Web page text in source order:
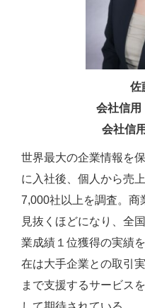
佐
会社信用
会社信
世界最大の企業情報を
に入社後、個人から売
7,000社以上を調査。商
見抜くほどになり、全
業成績１位獲得の実績
在は大手企業との取引
まで支援するサービス